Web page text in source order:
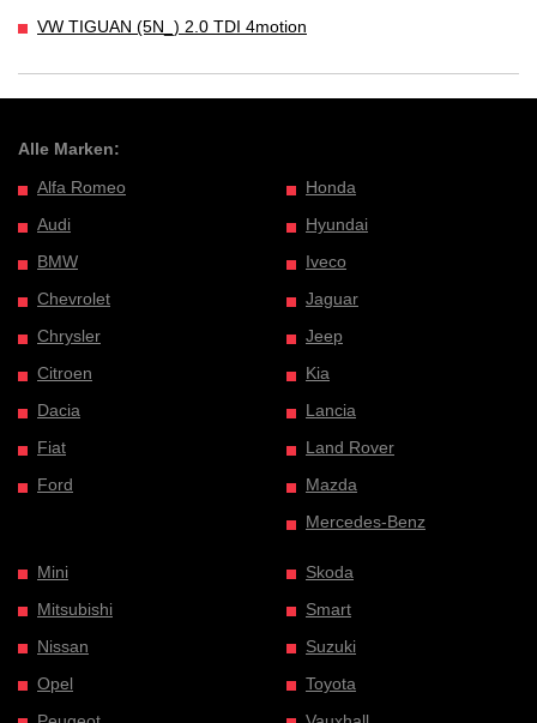
VW TIGUAN (5N_) 2.0 TDI 4motion
Alle Marken:
Alfa Romeo
Audi
BMW
Chevrolet
Chrysler
Citroen
Dacia
Fiat
Ford
Honda
Hyundai
Iveco
Jaguar
Jeep
Kia
Lancia
Land Rover
Mazda
Mercedes-Benz
Mini
Mitsubishi
Nissan
Opel
Skoda
Smart
Suzuki
Toyota